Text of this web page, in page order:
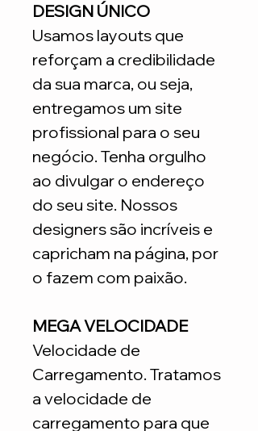
DESIGN ÚNICO
Usamos layouts que
reforçam a credibilidade
da sua marca, ou seja,
entregamos um site
profissional para o seu
negócio. Tenha orgulho
ao divulgar o endereço
do seu site. Nossos
designers são incríveis e
capricham na página, por
o fazem com paixão.
MEGA VELOCIDADE
Velocidade de
Carregamento. Tratamos
a velocidade de
carregamento para que